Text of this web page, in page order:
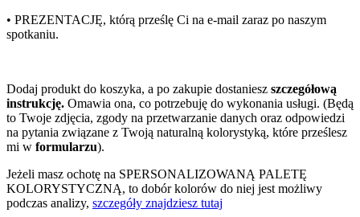
• PREZENTACJĘ, którą prześlę Ci na e-mail zaraz po naszym
spotkaniu.
Dodaj produkt do koszyka, a po zakupie dostaniesz szczegółową
instrukcję. Omawia ona, co potrzebuję do wykonania usługi. (Będą
to Twoje zdjęcia, zgody na przetwarzanie danych oraz odpowiedzi
na pytania związane z Twoją naturalną kolorystyką, które prześlesz
mi w formularzu).
Jeżeli masz ochotę na SPERSONALIZOWANĄ PALETĘ
KOLORYSTYCZNĄ, to dobór kolorów do niej jest możliwy
podczas analizy, szczegóły znajdziesz tutaj